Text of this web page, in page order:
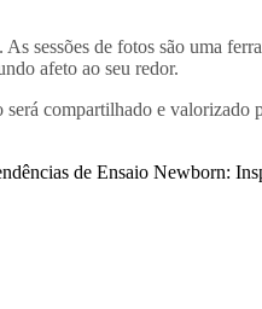
sessões de fotos são uma
afeto ao seu redor.
compartilhado e